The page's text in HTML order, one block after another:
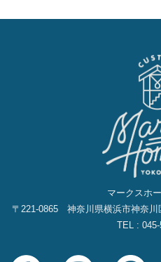
マークスホ
〒221-0865 神奈川県横浜市神奈川
TEL :